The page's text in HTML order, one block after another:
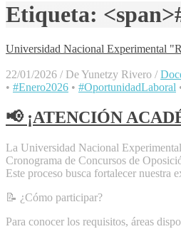
Etiqueta:
Universidad Nacional Experimental
22/01/2026 / De Yunetzy Rivero /
• #Enero2026 • #OportunidadLaboral
📢 ¡ATENCIÓN
​La Universidad Nacional
Cronograma de Concursos de
​Este proceso busca fortalecer nuestra
​📝 ¿Cómo participar?
​Para conocer los requisitos, áreas